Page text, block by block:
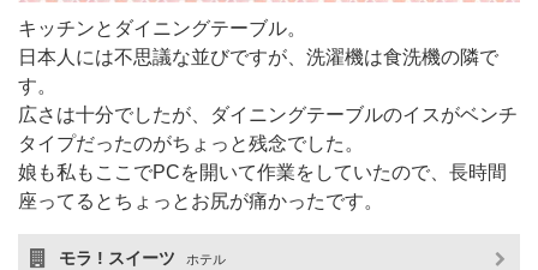
キッチンとダイニングテーブル。
日本人には不思議な並びですが、洗濯機は食洗機の隣で
す。
広さは十分でしたが、ダイニングテーブルのイスがベンチ
タイプだったのがちょっと残念でした。
娘も私もここでPCを開いて作業をしていたので、長時間
座ってるとちょっとお尻が痛かったです。
モラ ! スイーツ ホテル